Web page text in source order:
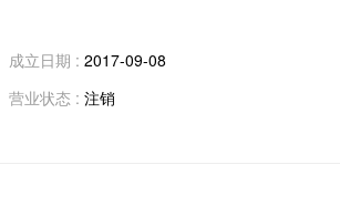
成立日期 : 2017-09-08
营业状态 : 注销